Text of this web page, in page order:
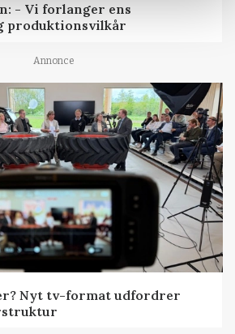
- Vi forlanger ens
produktionsvilkår
Annonce
Nyt tv-format udfordrer